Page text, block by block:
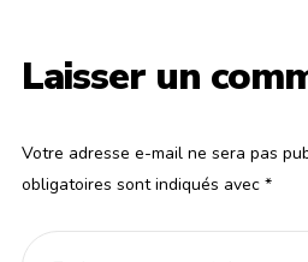
Laisser un
Votre adresse e-mail ne sera pas
obligatoires sont indiqués avec *